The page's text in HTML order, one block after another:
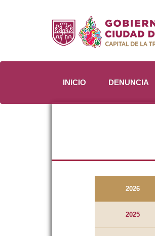
INICIO DENUNCIA
2026
2025